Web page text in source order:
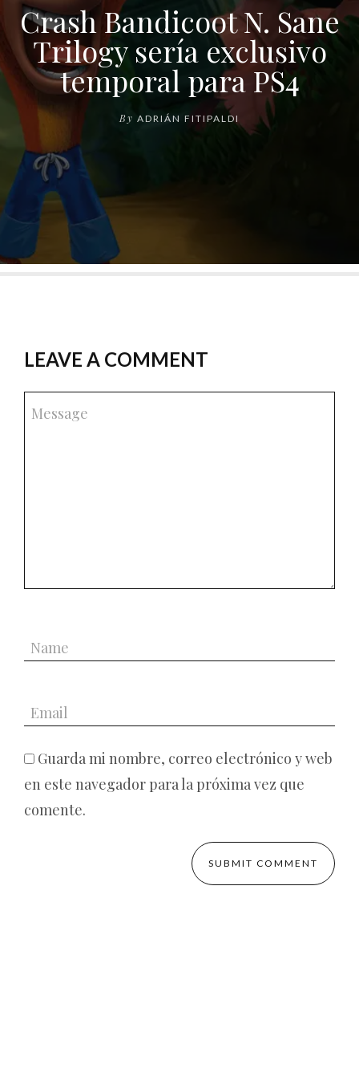
Crash Bandicoot N. Sane
Trilogy sería exclusivo
temporal para PS4
By ADRIÁN FITIPALDI
LEAVE A COMMENT
Guarda mi nombre, correo electrónico y web
en este navegador para la próxima vez que
comente.